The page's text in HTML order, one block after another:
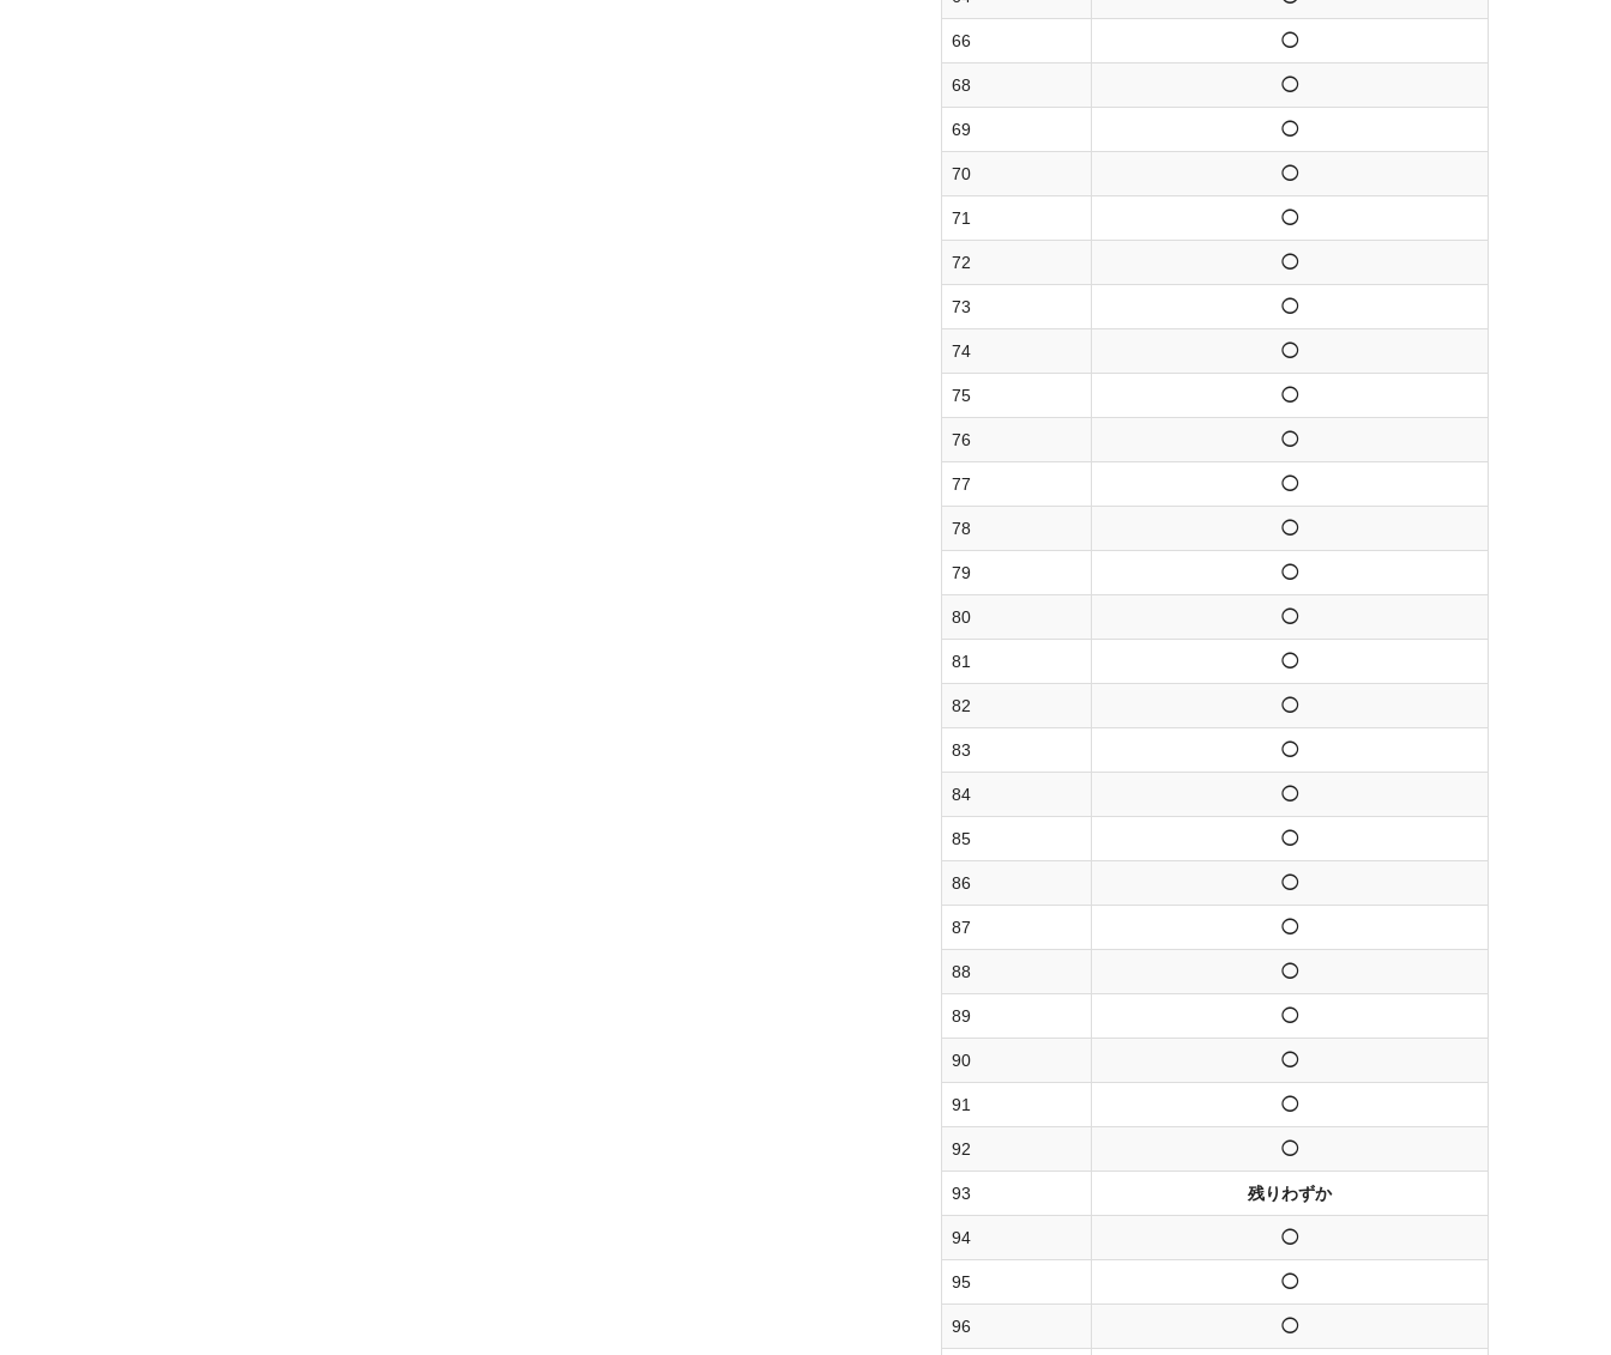
66 ◯
68 ◯
69 ◯
70 ◯
71 ◯
72 ◯
73 ◯
74 ◯
75 ◯
76 ◯
77 ◯
78 ◯
79 ◯
80 ◯
81 ◯
82 ◯
83 ◯
84 ◯
85 ◯
86 ◯
87 ◯
88 ◯
89 ◯
90 ◯
91 ◯
92 ◯
93 残りわずか
94 ◯
95 ◯
96 ◯